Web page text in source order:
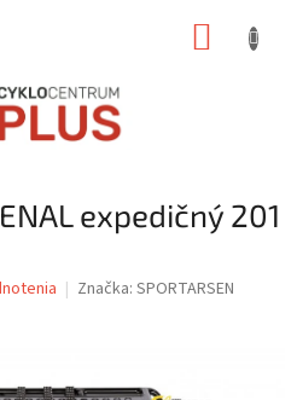
expedičný 201
Značka: SPORTARSEN